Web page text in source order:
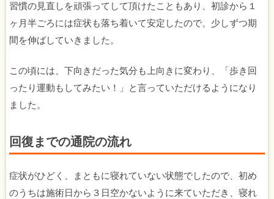
習慣の見直しを頑張ってして頂けたこともあり、初診から１
ヶ月半ごろには症状も落ち着いて安定したので、少しずつ期
間を伸ばしていきました。
この頃には、下向きだった気分も上向きに変わり、「歩き回
ったり運動もしてみたい！」と言っていただけるようになり
ました。
回復までの通院の流れ
症状がひどく、まともに寝れていない状態でしたので、初め
のうちは施術日から３日空かないように来ていただき、寝れ